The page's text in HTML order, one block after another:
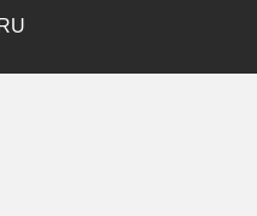
RU